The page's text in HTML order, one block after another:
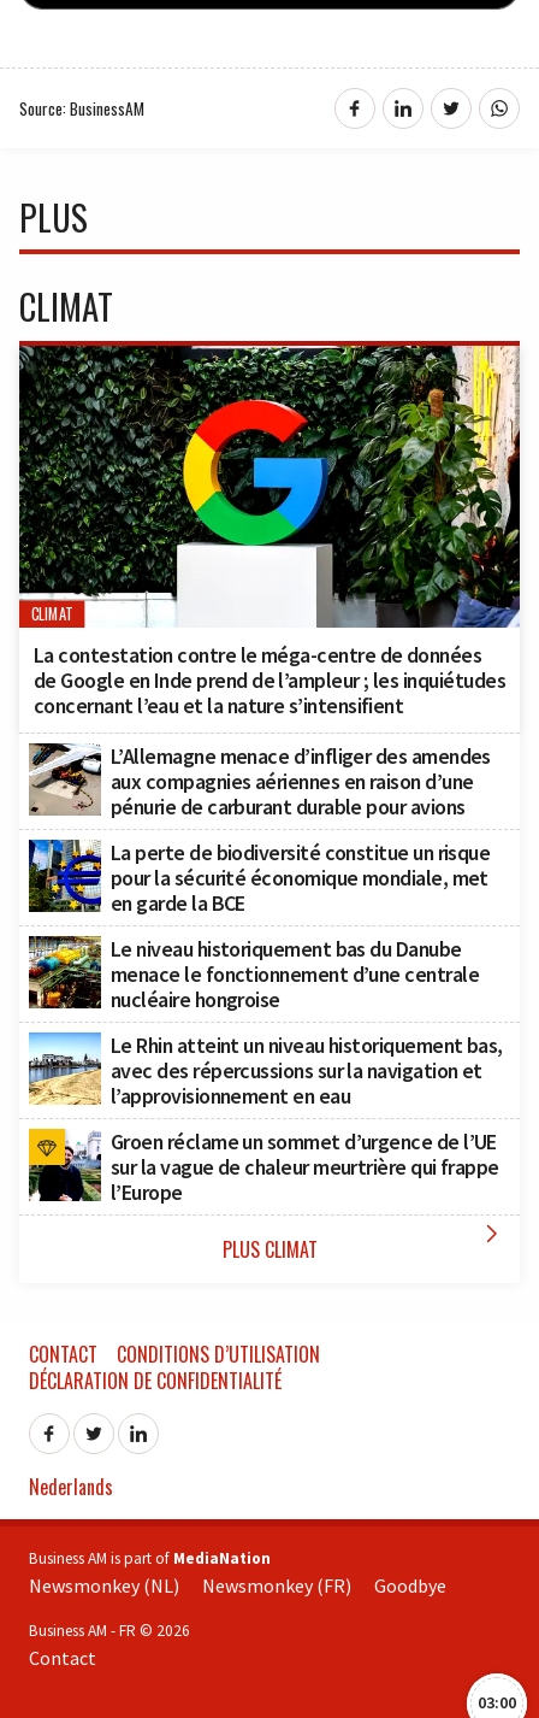
Source: BusinessAM
PLUS
CLIMAT
CLIMAT
La contestation contre le méga-centre de données
de Google en Inde prend de l’ampleur ; les inquiétudes
concernant l’eau et la nature s’intensifient
L’Allemagne menace d’infliger des amendes
aux compagnies aériennes en raison d’une
pénurie de carburant durable pour avions
La perte de biodiversité constitue un risque
pour la sécurité économique mondiale, met
en garde la BCE
Le niveau historiquement bas du Danube
menace le fonctionnement d’une centrale
nucléaire hongroise
Le Rhin atteint un niveau historiquement bas,
avec des répercussions sur la navigation et
l’approvisionnement en eau
Groen réclame un sommet d’urgence de l’UE
sur la vague de chaleur meurtrière qui frappe
l’Europe
PLUS CLIMAT 
03:00
CONTACT
CONDITIONS D’UTILISATION
DÉCLARATION DE CONFIDENTIALITÉ
Nederlands
Business AM is part of MediaNation
Newsmonkey (NL) Newsmonkey (FR) Goodbye
Business AM - FR © 2026
Contact